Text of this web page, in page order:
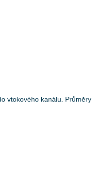
vtokového kanálu. Průměry